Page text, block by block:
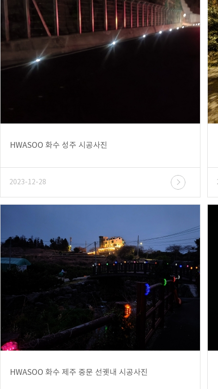
HWASOO 화수 성주 시공사진
2023-12-28
HWASOO 화수 제주 중문 선궷내 시공사진